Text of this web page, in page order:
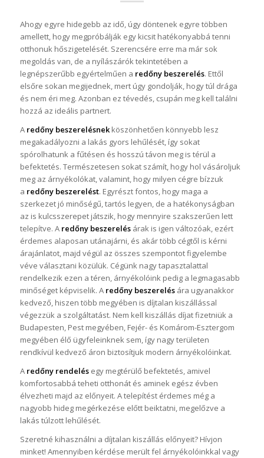
Ahogy egyre hidegebb az idő, úgy döntenek egyre többen
amellett, hogy megpróbálják egy kicsit hatékonyabbá tenni
otthonuk hőszigetelését. Szerencsére erre ma már sok
megoldás van, de a nyílászárók tekintetében a
legnépszerűbb egyértelműen a redőny beszerelés. Ettől
elsőre sokan megijednek, mert úgy gondolják, hogy túl drága
és nem éri meg. Azonban ez tévedés, csupán meg kell találni
hozzá az ideális partnert.
A redőny beszerelésnekköszönhetően könnyebb lesz
megakadályozni a lakás gyors lehűlését, így sokat
spórolhatunk a fűtésen és hosszú távon meg is térül a
befektetés. Természetesen sokat számít, hogy hol vásároljuk
meg az árnyékolókat, valamint, hogy milyen cégre bízzuk
a redőny beszerelést. Egyrészt fontos, hogy maga a
szerkezet jó minőségű, tartós legyen, de a hatékonyságban
az is kulcsszerepet játszik, hogy mennyire szakszerűen lett
telepítve. Aredőny beszerelésárak is igen változóak, ezért
érdemes alaposan utánajárni, és akár több cégtől is kérni
árajánlatot, majd végül az összes szempontot figyelembe
véve választani közülük. Cégünk nagy tapasztalattal
rendelkezik ezen a téren, árnyékolóink pedig a legmagasabb
minőséget képviselik. A redőny beszerelésára ugyanakkor
kedvező, hiszen több megyében is díjtalan kiszállással
végezzük a szolgáltatást. Nem kell kiszállás díjat fizetniük a
Budapesten, Pest megyében, Fejér- és Komárom-Esztergom
megyében élő ügyfeleinknek sem, így nagy területen
rendkívül kedvező áron biztosítjuk modern árnyékolóinkat.
A redőny rendelésegy megtérülő befektetés, amivel
komfortosabbá teheti otthonát és aminek egész évben
élvezheti majd az előnyeit. A telepítést érdemes még a
nagyobb hideg megérkezése előtt beiktatni, megelőzve a
lakás túlzott lehűlését.
Szeretné kihasználni a díjtalan kiszállás előnyeit? Hívjon
minket! Amennyiben kérdése merült fel árnyékolóinkkal vagy